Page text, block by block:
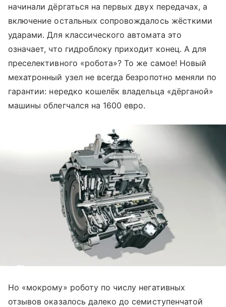
начинали дёргаться на первых двух передачах, а
включение остальных сопровождалось жёсткими
ударами. Для классического автомата это
означает, что гидроблоку приходит конец. А для
преселективного «робота»? То же самое! Новый
мехатронный узел не всегда безропотно меняли по
гарантии: нередко кошелёк владельца «дёрганой»
машины облегчался на 1600 евро.
Но «мокрому» роботу по числу негативных
отзывов оказалось далеко до семиступенчатой